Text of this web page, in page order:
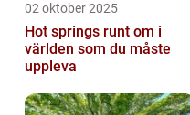
02 oktober 2025
Hot springs runt om i
världen som du måste
uppleva